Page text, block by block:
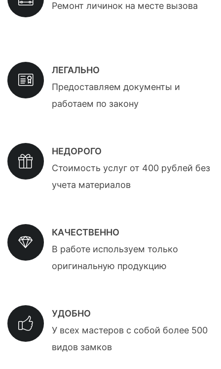
Ремонт личинок на месте вызова
ЛЕГАЛЬНО
Предоставляем документы и
работаем по закону
НЕДОРОГО
Стоимость услуг от 400 рублей без
учета материалов
КАЧЕСТВЕННО
В работе используем только
оригинальную продукцию
УДОБНО
У всех мастеров с собой более 500
видов замков